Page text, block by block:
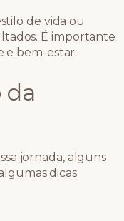
de vida ou
É importante
e bem-estar.
da
jornada, alguns
dicas